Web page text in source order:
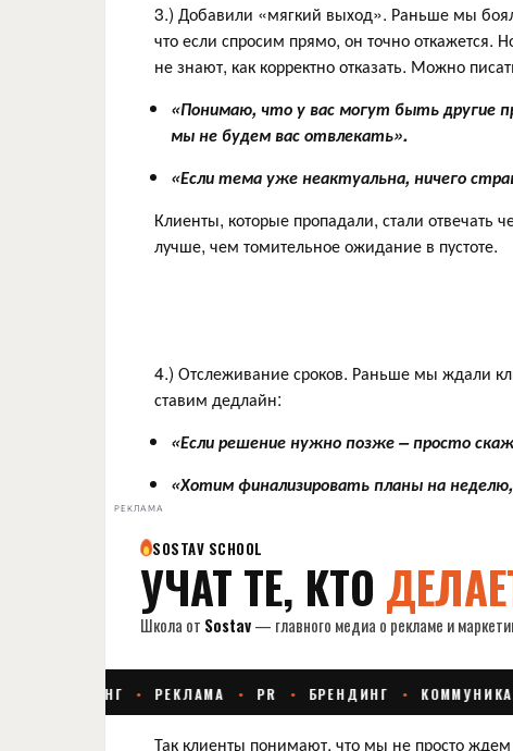
3.) Добавили «мягкий выход». Раньше мы
что если спросим прямо, он точно откажется.
не знают, как корректно отказать. Можно
«Понимаю, что у вас могут быть другие
мы не будем вас отвлекать».
«Если тема уже неактуальна, ничего
Клиенты, которые пропадали, стали отвечать
лучше, чем томительное ожидание в пустоте.
4.) Отслеживание сроков. Раньше мы ждали
ставим дедлайн:
«Если решение нужно позже – просто
«Хотим финализировать планы на
РЕКЛАМА
Так клиенты понимают, что мы не просто